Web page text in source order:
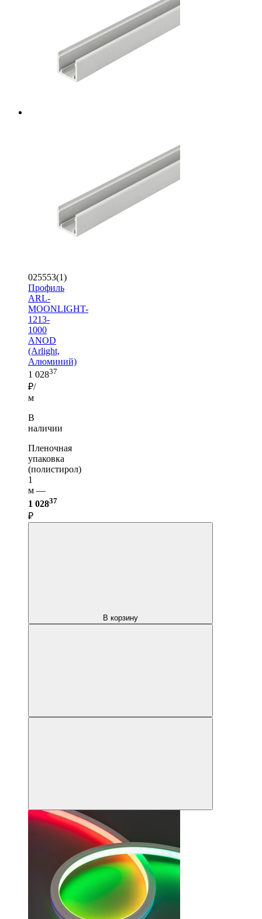
025553(1)
Профиль
ARL-
MOONLIGHT-
1213-
1000
ANOD
(Arlight,
Алюминий)
1 02837
₽/
м
В
наличии
Пленочная
упаковка
(полистирол)
1
м —
1 02837
₽
В корзину